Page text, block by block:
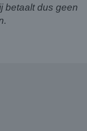
betaalt dus geen